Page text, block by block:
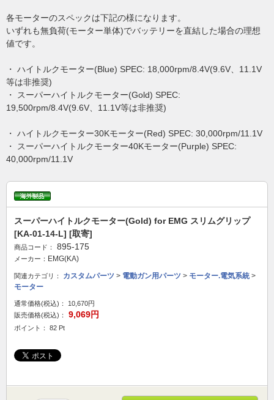
各モーターのスペックは下記の様になります。
いずれも無負荷(モーター単体)でバッテリーを直結した場合の理想
値です。
・ ハイトルクモーター(Blue) SPEC: 18,000rpm/8.4V(9.6V、11.1V
等は非推奨)
・ スーパーハイトルクモーター(Gold) SPEC:
19,500rpm/8.4V(9.6V、11.1V等は非推奨)
・ ハイトルクモーター30Kモーター(Red) SPEC: 30,000rpm/11.1V
・ スーパーハイトルクモーター40Kモーター(Purple) SPEC:
40,000rpm/11.1V
スーパーハイトルクモーター(Gold) for EMG スリムグリップ
[KA-01-14-L] [取寄]
商品コード： 895-175
メーカー： EMG(KA)
関連カテゴリ： カスタムパーツ > 電動ガン用パーツ > モーター.電気系統 >
モーター
通常価格(税込)：
10,670円
販売価格(税込)：
9,069円
ポイント： 82 Pt